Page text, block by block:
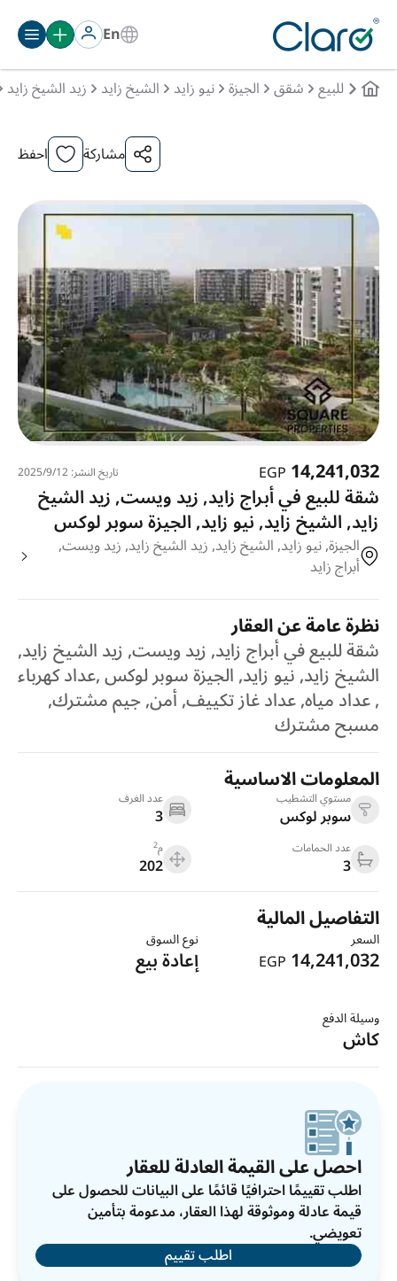
En
للبيع شقق الجيزة نيو زايد الشيخ زايد زيد الشيخ زايد
مشاركة احفظ
14,241,032
EGP تاريخ النشر: 12‏‏/9‏‏/2025
شقة للبيع في أبراج زايد, زيد ويست, زيد الشيخ
زايد, الشيخ زايد, نيو زايد, الجيزة سوبر لوكس
الجيزة, نيو زايد, الشيخ زايد, زيد الشيخ زايد, زيد ويست,
أبراج زايد
نظرة عامة عن العقار
شقة للبيع في أبراج زايد, زيد ويست, زيد الشيخ زايد,
الشيخ زايد, نيو زايد, الجيزة سوبر لوكس ,عداد كهرباء
, عداد مياه, عداد غاز تكييف, أمن, جيم مشترك,
مسبح مشترك
المعلومات الاساسية
مستوي التشطيب
سوبر لوكس
عدد الغرف
3
عدد الحمامات
3
م2
202
التفاصيل المالية
السعر
14,241,032
EGP
نوع السوق
إعادة بيع
وسيلة الدفع
كاش
احصل على القيمة العادلة للعقار
اطلب تقييمًا احترافيًا قائمًا على البيانات للحصول على
قيمة عادلة وموثوقة لهذا العقار، مدعومة بتأمين
تعويضي.
اطلب تقييم